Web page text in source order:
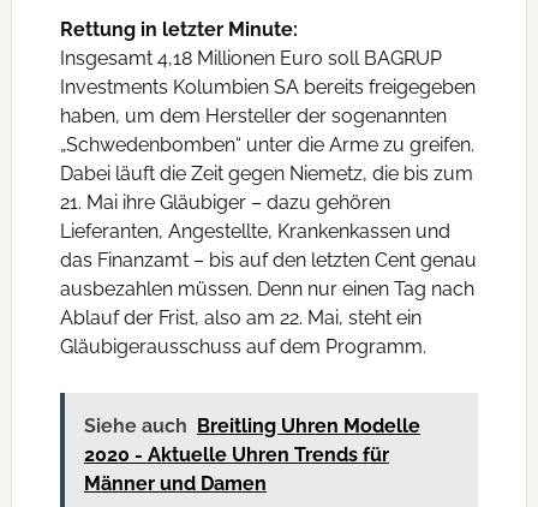
Rettung in letzter Minute:
Insgesamt 4,18 Millionen Euro soll BAGRUP
Investments Kolumbien SA bereits freigegeben
haben, um dem Hersteller der sogenannten
„Schwedenbomben“ unter die Arme zu greifen.
Dabei läuft die Zeit gegen Niemetz, die bis zum
21. Mai ihre Gläubiger – dazu gehören
Lieferanten, Angestellte, Krankenkassen und
das Finanzamt – bis auf den letzten Cent genau
ausbezahlen müssen. Denn nur einen Tag nach
Ablauf der Frist, also am 22. Mai, steht ein
Gläubigerausschuss auf dem Programm.
Siehe auch Breitling Uhren Modelle
2020 - Aktuelle Uhren Trends für
Männer und Damen